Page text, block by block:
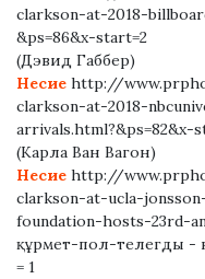
clarkson-at-2018-
&ps=86&x-start=2
(Дэвид Габбер)
Несие http://
clarkson-at-2018-
arrivals.html?&ps=82&x-
(Карла Ван Вагон)
Несие http://
clarkson-at-ucla-
foundation-hosts-23rd-
құрмет-пол-телегды -
= 1